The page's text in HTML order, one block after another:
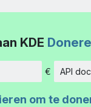
KDE
Hoeveelheid
€ API
om te